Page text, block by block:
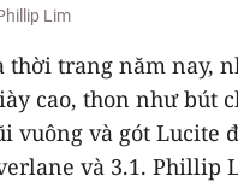
Lim
trang năm nay,
cao, thon như bút
và gót Lucite
và 3.1. Phillip